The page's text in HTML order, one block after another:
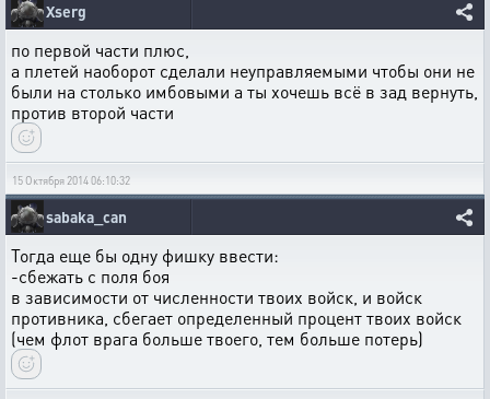
Xserg
по первой части плюс,
а плетей наоборот сделали неуправляемыми чтобы они не
были на столько имбовыми а ты хочешь всё в зад вернуть,
против второй части
15 Октября 2014 06:10:32
sabaka_can
Тогда еще бы одну фишку ввести:
-сбежать с поля боя
в зависимости от численности твоих войск, и войск
противника, сбегает определенный процент твоих войск
(чем флот врага больше твоего, тем больше потерь)